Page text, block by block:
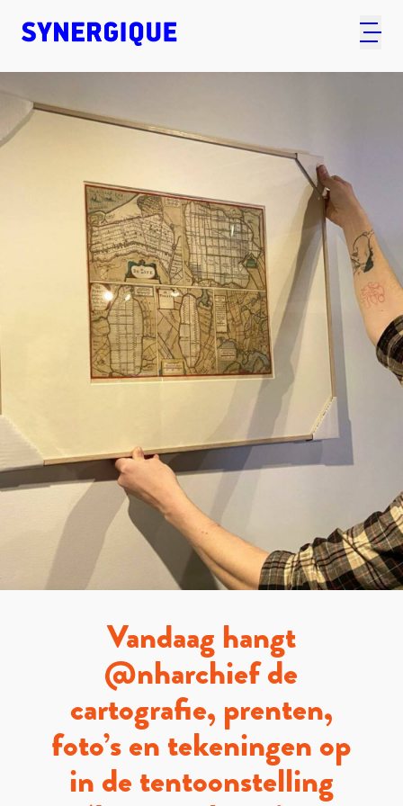
Vandaag hangt
@nharchief de
cartografie, prenten,
foto’s en tekeningen op
in de tentoonstelling